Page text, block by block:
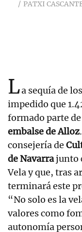
PATXI
La sequía de
impedido que
formado parte
embalse de Alloz
consejería de
de Navarrajunto
Vela y que, tras
terminará este
“No solo es la
valores como
autonomía